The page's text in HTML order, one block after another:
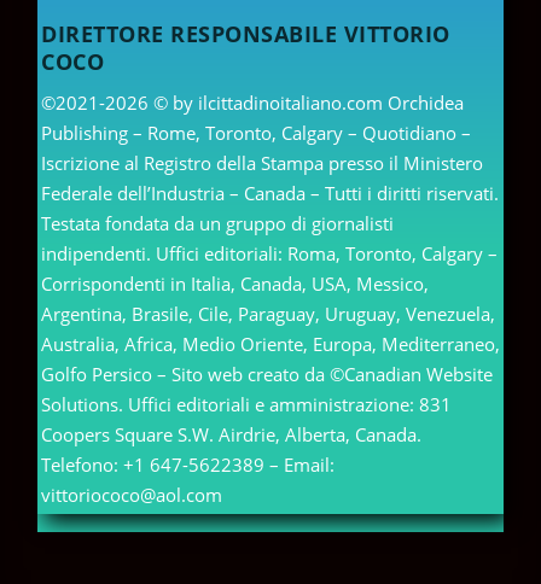
DIRETTORE RESPONSABILE VITTORIO
COCO
©2021-2026 © by ilcittadinoitaliano.com Orchidea
Publishing – Rome, Toronto, Calgary – Quotidiano –
Iscrizione al Registro della Stampa presso il Ministero
Federale dell’Industria – Canada – Tutti i diritti riservati.
Testata fondata da un gruppo di giornalisti
indipendenti. Uffici editoriali: Roma, Toronto, Calgary –
Corrispondenti in Italia, Canada, USA, Messico,
Argentina, Brasile, Cile, Paraguay, Uruguay, Venezuela,
Australia, Africa, Medio Oriente, Europa, Mediterraneo,
Golfo Persico – Sito web creato da ©Canadian Website
Solutions. Uffici editoriali e amministrazione: 831
Coopers Square S.W. Airdrie, Alberta, Canada.
Telefono: +1 647-5622389 – Email:
vittoriococo@aol.com